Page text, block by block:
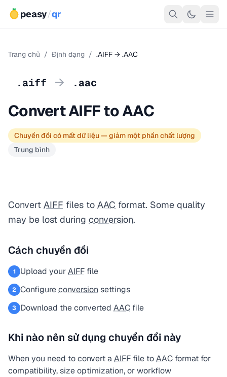
peasy/qr
Trang chủ / Định dạng / .AIFF → .AAC
.aiff → .aac
Convert AIFF to AAC
Chuyển đổi có mất dữ liệu — giảm một phần chất lượng
Trung bình
Convert AIFF files to AAC format. Some quality
may be lost during conversion.
Cách chuyển đổi
1 Upload yourAIFF file
2 Configureconversion settings
3 Download the converted AAC file
Khi nào nên sử dụng chuyển đổi này
When you need to convert aAIFF file toAAC format for
compatibility, size optimization, or workflow